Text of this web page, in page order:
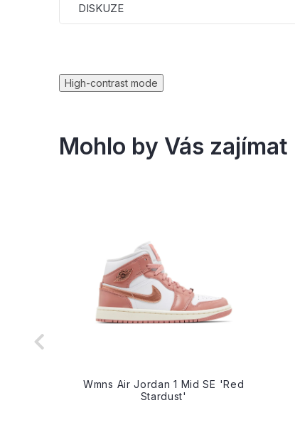
DISKUZE
High-contrast mode
Wmns Air Jordan 1 Mid SE 'Red
Stardust'